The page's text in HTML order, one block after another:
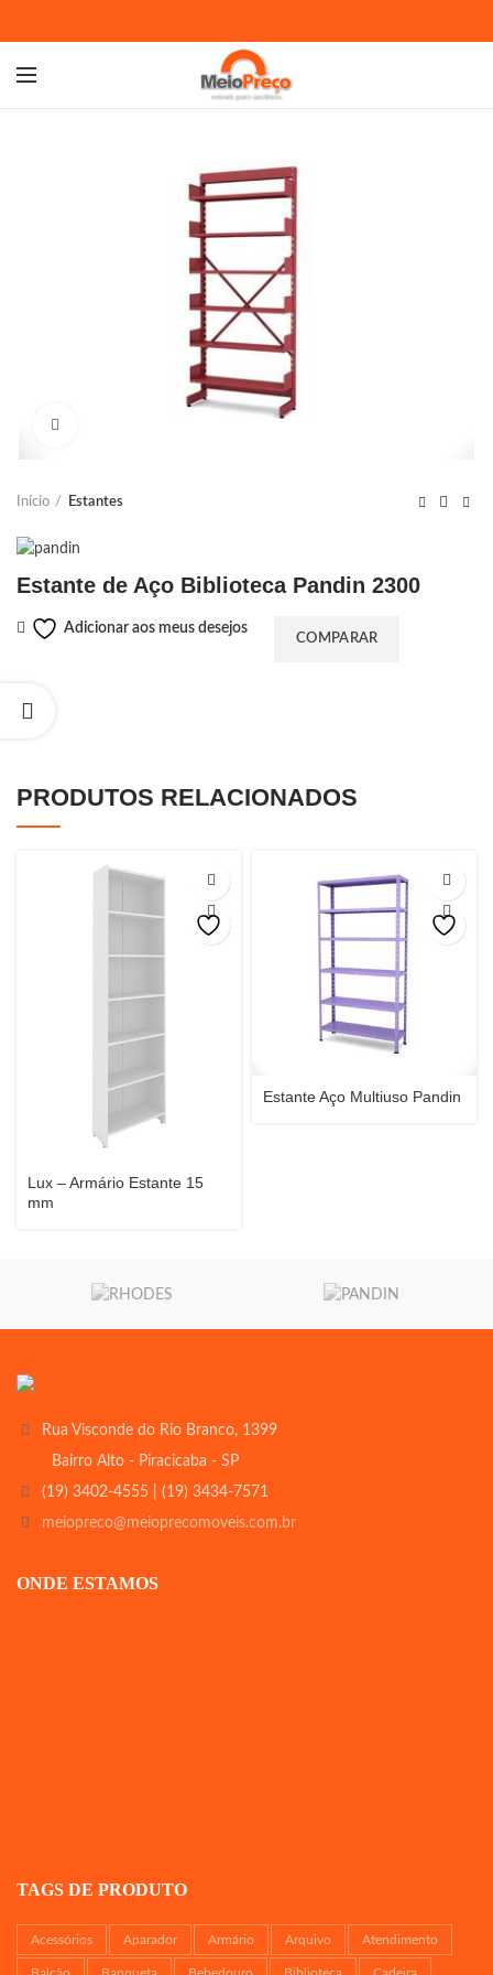
Início Estantes
Estante de Aço Biblioteca Pandin 2300
Adicionar aos meus desejos
COMPARAR
PRODUTOS RELACIONADOS
Lux – Armário Estante 15
mm
Estante Aço Multiuso Pandin
Rua Visconde do Rio Branco, 1399
Bairro Alto - Piracicaba - SP
(19) 3402-4555 | (19) 3434-7571
meiopreco@meioprecomoveis.com.br
ONDE ESTAMOS
TAGS DE PRODUTO
Acessórios Aparador Armário Arquivo Atendimento